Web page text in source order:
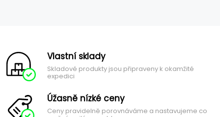
Vlastní sklady
Skladové produkty jsou připraveny k okamžité
expedici
Úžasně nízké ceny
Ceny pravidelně porovnáváme a nastavujeme co